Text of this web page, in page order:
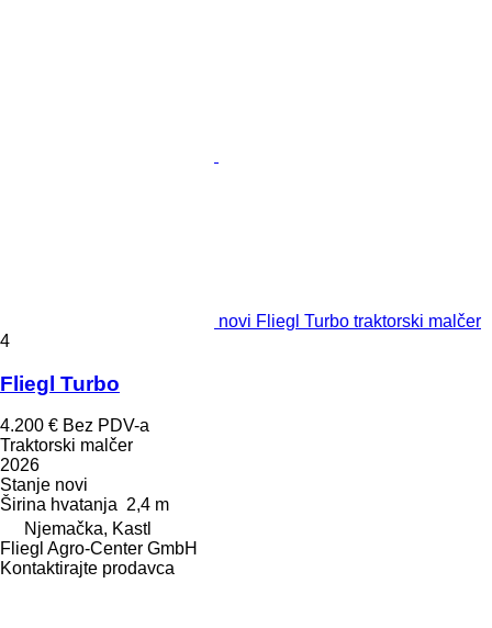
novi Fliegl Turbo traktorski malčer
4
Fliegl Turbo
4.200 € Bez PDV-a
Traktorski malčer
2026
Stanje novi
Širina hvatanja 2,4 m
Njemačka, Kastl
Fliegl Agro-Center GmbH
Kontaktirajte prodavca